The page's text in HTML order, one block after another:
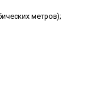
метров);